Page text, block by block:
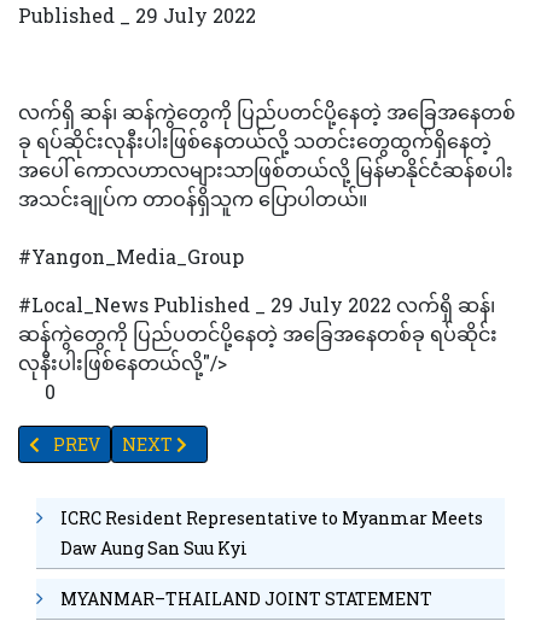
Published _ 29 July 2022
လက်ရှိ ဆန်၊ ဆန်ကွဲတွေကို ပြည်ပတင်ပို့နေတဲ့ အခြေအနေတစ်
ခု ရပ်ဆိုင်းလုနီးပါးဖြစ်နေတယ်လို့ သတင်းတွေထွက်ရှိနေတဲ့
အပေါ် ကောလဟာလများသာဖြစ်တယ်လို့ မြန်မာနိုင်ငံဆန်စပါး
အသင်းချုပ်က တာဝန်ရှိသူက ပြောပါတယ်။
#Yangon_Media_Group
#Local_News Published _ 29 July 2022 လက်ရှိ ဆန်၊
ဆန်ကွဲတွေကို ပြည်ပတင်ပို့နေတဲ့ အခြေအနေတစ်ခု ရပ်ဆိုင်း
လုနီးပါးဖြစ်နေတယ်လို့"/>
0
PREVIOUS ARTICLE: ရန်ကုန်တွင် အောက်ဆီဂျင်လိုအပ်၍ အကူအညီတ
PREV NEXT ARTICLE: TV YANGON TIMES ရဲ့နေ့စဉ်
NEXT
ICRC Resident Representative to Myanmar Meets
Daw Aung San Suu Kyi
MYANMAR–THAILAND JOINT STATEMENT